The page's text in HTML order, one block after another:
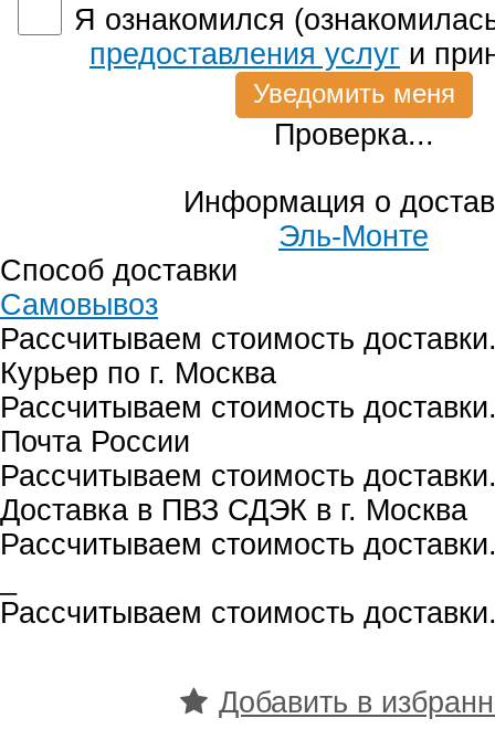
Я ознакомился
предоставления услуг и
Проверка...
Информация о
Эль-Монте
Способ доставки
Самовывоз
Рассчитываем стоимость
Курьер по г. Москва
Рассчитываем стоимость
Почта России
Рассчитываем стоимость
Доставка в ПВЗ СДЭК в г. Москва
Рассчитываем стоимость
Рассчитываем стоимость
Добавить в